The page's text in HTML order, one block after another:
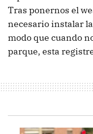
Tras ponernos el
necesario instalar
modo que cuando
parque, esta